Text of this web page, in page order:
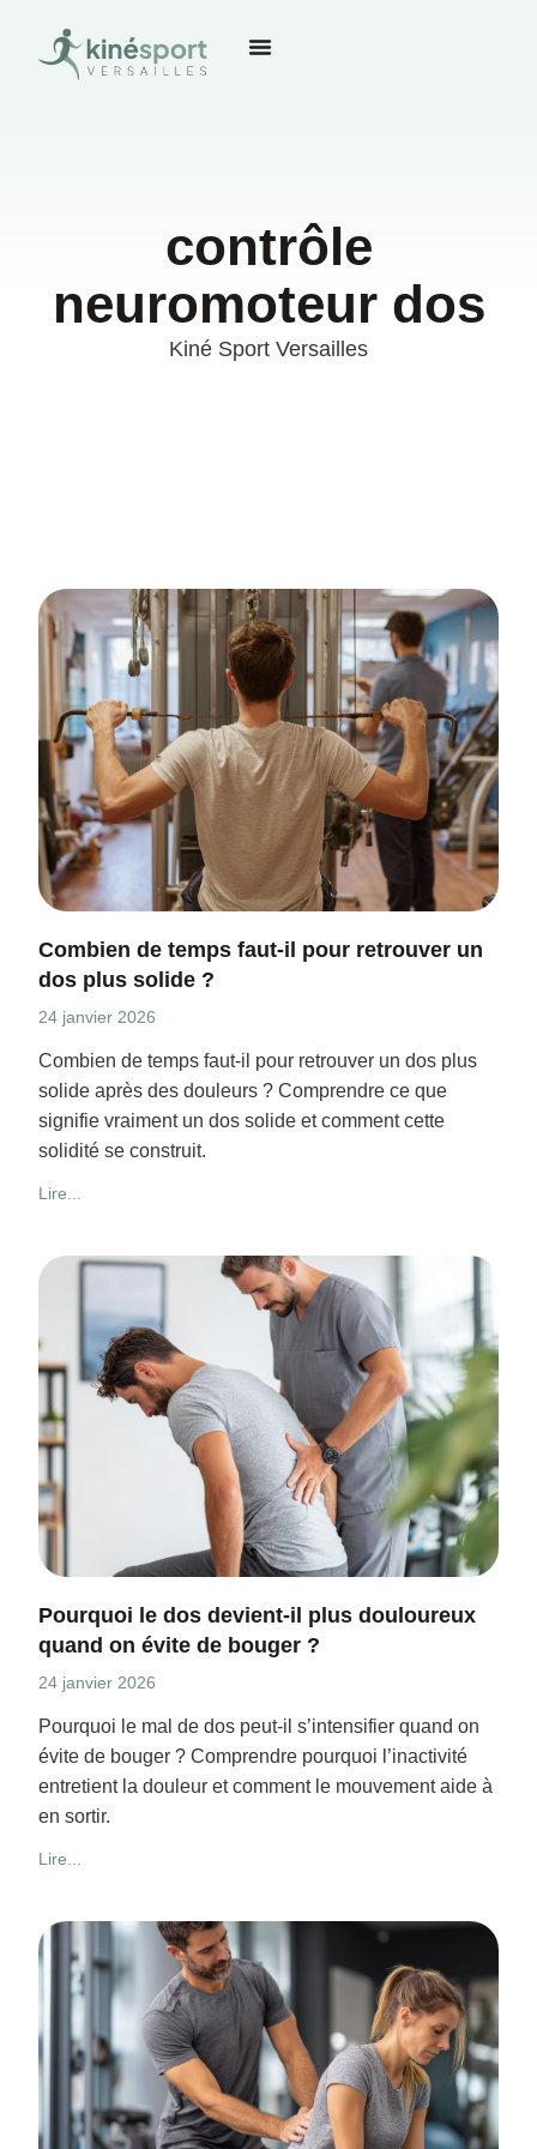
contrôle
neuromoteur dos
Kiné Sport Versailles
Combien de temps faut-il pour retrouver un
dos plus solide ?
24 janvier 2026
Combien de temps faut-il pour retrouver un dos plus
solide après des douleurs ? Comprendre ce que
signifie vraiment un dos solide et comment cette
solidité se construit.
Lire...
Pourquoi le dos devient-il plus douloureux
quand on évite de bouger ?
24 janvier 2026
Pourquoi le mal de dos peut-il s’intensifier quand on
évite de bouger ? Comprendre pourquoi l’inactivité
entretient la douleur et comment le mouvement aide à
en sortir.
Lire...